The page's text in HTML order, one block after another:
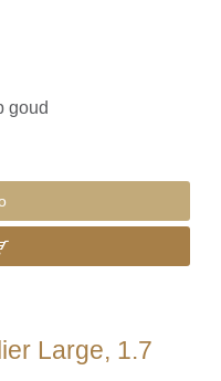
goud
Large, 1.7